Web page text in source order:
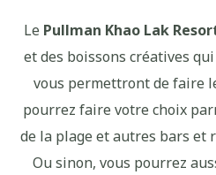
Le Pullman Khao Lak
et des boissons créatives
vous permettront de faire
pourrez faire votre choix
de la plage et autres bars et
Ou sinon, vous pourrez